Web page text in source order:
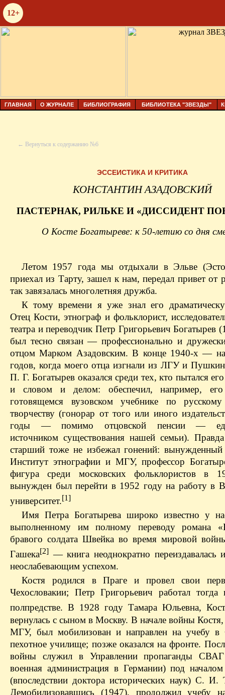
12+
ГЛАВНАЯ О ЖУРНАЛЕ БИБЛИОГРАФИЯ БИБЛИОТЕКА "ЗВЕЗДЫ"
← Вернуться к содержанию №6
ЭССЕИСТИКА И КРИТИКА
КОНСТАНТИН АЗАДОВСКИЙ
ПАСТЕРНАК, РИЛЬКЕ И «ДИССИДЕНТ
О Косте Богатыреве: к 50-летию со дня
Летом 1957 года мы отдыхали в Эльве
приехал из Тарту, зашел к нам, передал привет от
так завязалась многолетняя дружба.
К тому времени я уже знал его
Отец Кости, этнограф и фольклорист,
театра и переводчик Петр Григорьевич
был тесно связан — профессионально и
отцом Марком Азадовским. В конце 1940‑х —
годов, когда моего отца изгнали из ЛГУ и
П. Г. Богатырев оказался среди тех, кто пытался
и словом и делом: обеспечил, например,
готовящемся вузовском учебнике по
творчеству (гонорар от того или иного
годы — помимо отцовской пенсии —
источником существования нашей семьи).
старший тоже не избежал гонений:
Институт этнографии и МГУ, профессор
фигура среди московских фольклористов в
вынужден был перейти в 1952 году на работу в
университет.[1]
Имя Петра Богатырева широко известно у
выполненному им полному переводу романа
бравого солдата Швейка во время мировой
Гашека[2] — книга неоднократно переиздавалась
неослабевающим успехом.
Костя родился в Праге и провел свои
Чехословакии; Петр Григорьевич работал тогда
полпредстве. В 1928 году Тамара Юльевна,
вернулась с сыном в Москву. В начале войны Костя,
МГУ, был мобилизован и направлен на учебу в
пехотное училище; позже оказался на фронте.
войны служил в Управлении пропаганды СВАГ
военная администрация в Германии) под началом
(впоследствии доктора исторических наук) С. И.
Демобилизовавшись (1947), продолжил учебу